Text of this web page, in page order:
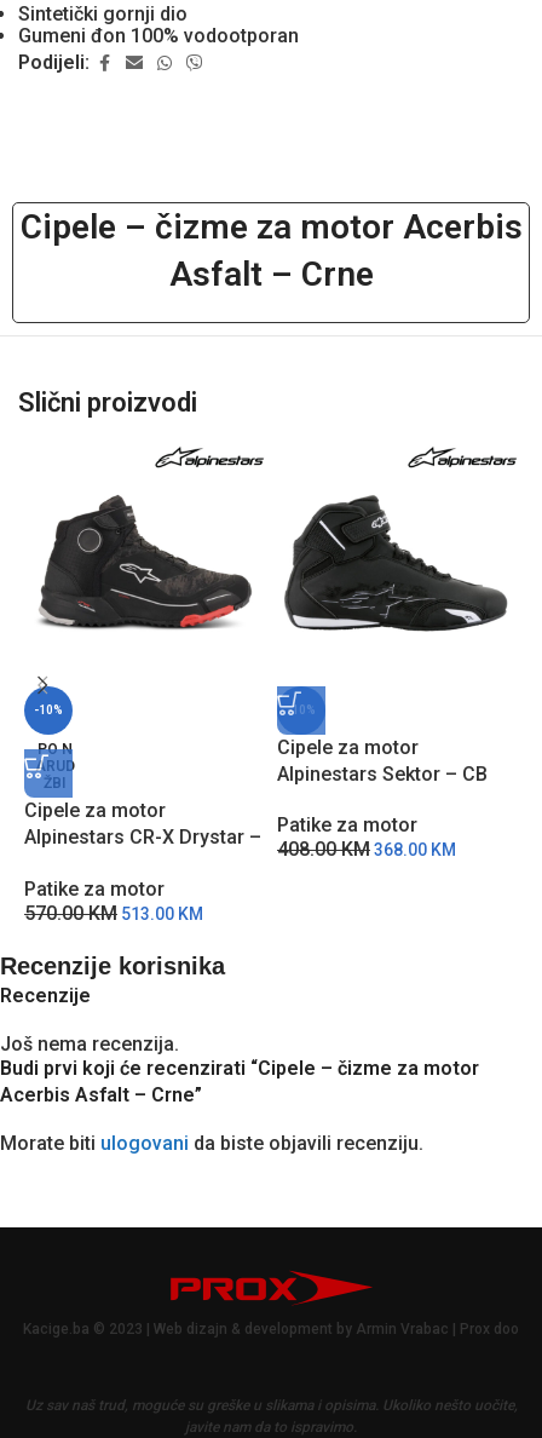
Sintetički gornji dio
Gumeni đon 100% vodootporan
Podijeli:
Cipele – čizme za motor Acerbis
Asfalt – Crne
Slični proizvodi
-10%
PO N
ARUD
ŽBI
Cipele za motor
Alpinestars CR-X Drystar –
Patike za motor
570.00KM 513.00 KM
-10%
Cipele za motor
Alpinestars Sektor – CB
Patike za motor
408.00KM368.00 KM
Recenzije korisnika
Recenzije
Još nema recenzija.
Budi prvi koji će recenzirati “Cipele – čizme za motor
Acerbis Asfalt – Crne”
Morate biti ulogovani da biste objavili recenziju.
Kacige.ba © 2023 | Web dizajn & development by Armin Vrabac | Prox doo
Uz sav naš trud, moguće su greške u slikama i opisima. Ukoliko nešto uočite,
javite nam da to ispravimo.